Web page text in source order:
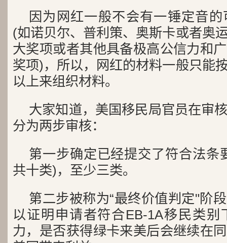
因为网红一般不会有一锤定音
(如诺贝尔、普利策、奥斯卡或者奥
大奖项或者其他具备极高公信力和
奖项)，所以，网红的材料一般只能
以上来组织材料。
大家知道，美国移民局官员在审
分为两步审核：
第一步确定已经提交了符合法条
共十类)，至少三类。
第二步被称为“最终价值判定"阶
以证明申请者符合EB-1A移民类
力，是否获得绿卡来美后会继续在